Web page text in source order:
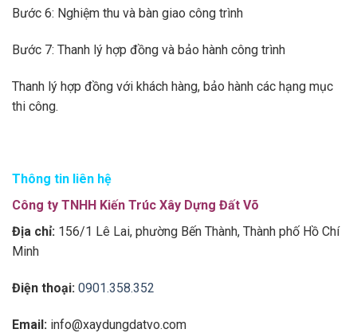
Bước 6: Nghiệm thu và bàn giao công trình
Bước 7: Thanh lý hợp đồng và bảo hành công trình
Thanh lý hợp đồng với khách hàng, bảo hành các hạng mục
thi công.
Thông tin liên hệ
Công ty TNHH Kiến Trúc Xây Dựng Đất Võ
Địa chỉ: 156/1 Lê Lai, phường Bến Thành, Thành phố Hồ Chí
Minh
Điện thoại: 0901.358.352
Email: info@xaydungdatvo.com